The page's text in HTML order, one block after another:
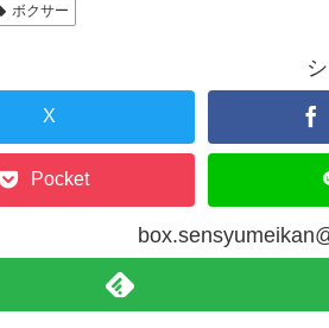
ボクサー
X
Pocket